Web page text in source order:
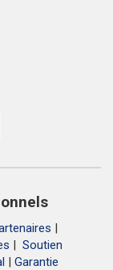
|
| Soutien
| Garantie